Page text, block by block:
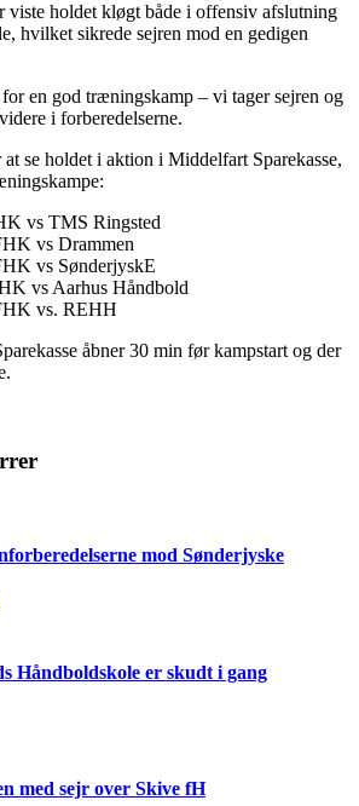
viste holdet kløgt både i offensiv afslutning
hvilket sikrede sejren mod en gedigen
en god træningskamp – vi tager sejren og
i forberedelserne.
se holdet i aktion i Middelfart Sparekasse,
vs TMS Ringsted
vs Drammen
vs SønderjyskE
vs Aarhus Håndbold
vs. REHH
åbner 30 min før kampstart og der
mod Sønderjyske
Håndboldskole er skudt i gang
med sejr over Skive fH